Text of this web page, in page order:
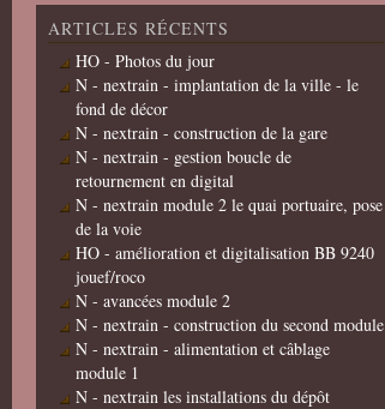
ARTICLES RÉCENTS
HO - Photos du jour
N - nextrain - implantation de la ville - le
fond de décor
N - nextrain - construction de la gare
N - nextrain - gestion boucle de
retournement en digital
N - nextrain module 2 le quai portuaire, pose
de la voie
HO - amélioration et digitalisation BB 9240
jouef/roco
N - avancées module 2
N - nextrain - construction du second module
N - nextrain - alimentation et câblage
module 1
N - nextrain les installations du dépôt